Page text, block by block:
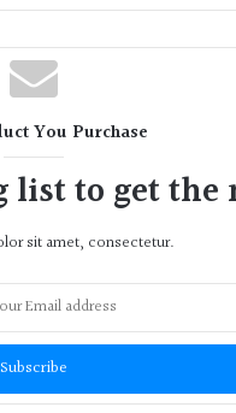
You Purchase
to get the
sit amet, consectetur.